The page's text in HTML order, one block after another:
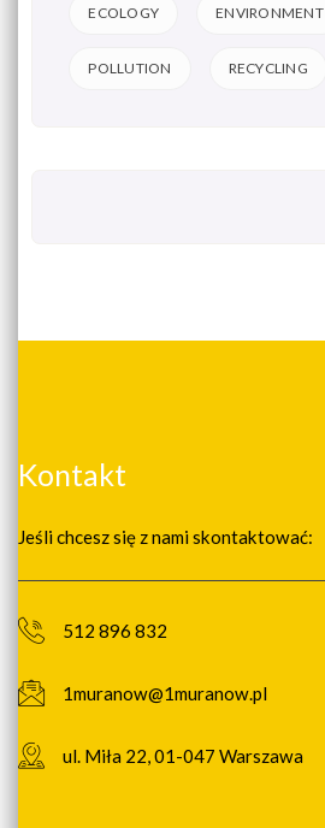
ECOLOGY ENVIRONMENT
POLLUTION RECYCLING
Kontakt
Jeśli chcesz się z nami skontaktować:
512 896 832
1muranow@1muranow.pl
ul. Miła 22, 01-047 Warszawa